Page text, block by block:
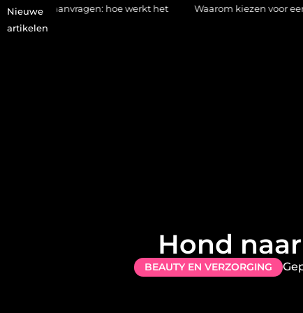
Nieuwe
artikelen
hoe werkt het Waarom kiezen voor een stukadoor in
Hond
BEAUTY EN VERZORGING